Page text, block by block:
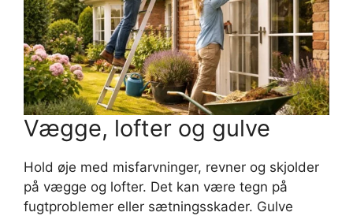
Vægge, lofter og gulve
Hold øje med misfarvninger, revner og skjolder
på vægge og lofter. Det kan være tegn på
fugtproblemer eller sætningsskader. Gulve